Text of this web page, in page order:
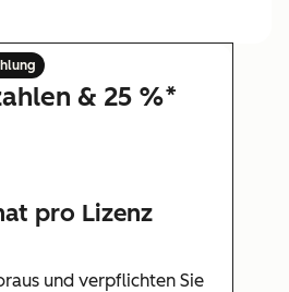
& 25 %*
pro Lizenz
und verpflichten Sie